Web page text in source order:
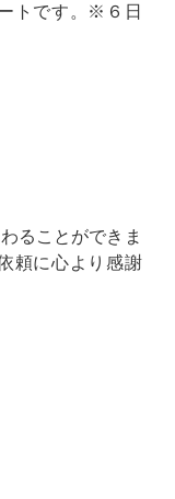
トです。※６日
ることができま
頼に心より感謝